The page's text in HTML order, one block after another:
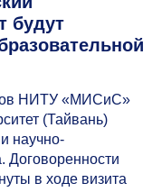
будут
НИТУ «МИСиС»
(Тайвань)
научно-
Договоренности
в ходе визита